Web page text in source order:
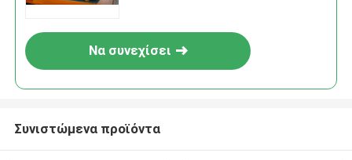
Να συνεχίσει
Συνιστώμενα προϊόντα